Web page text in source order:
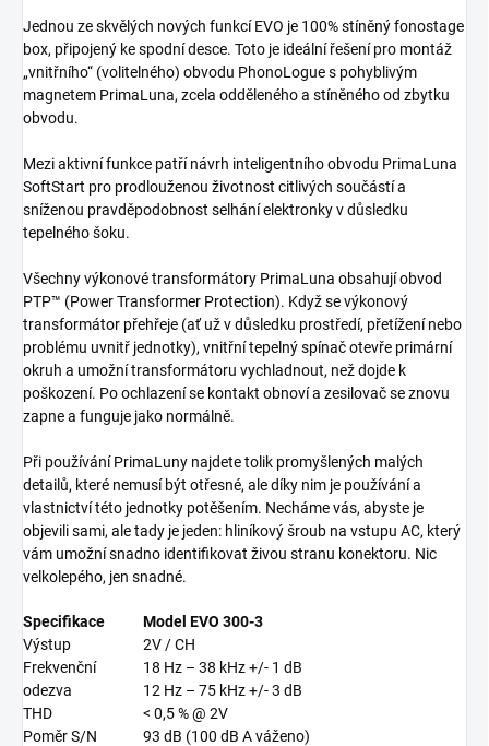
Jednou ze skvělých nových funkcí EVO je 100% stíněný fonostage
box, připojený ke spodní desce. Toto je ideální řešení pro montáž
„vnitřního“ (volitelného) obvodu PhonoLogue s pohyblivým
magnetem PrimaLuna, zcela odděleného a stíněného od zbytku
obvodu.
Mezi aktivní funkce patří návrh inteligentního obvodu PrimaLuna
SoftStart pro prodlouženou životnost citlivých součástí a
sníženou pravděpodobnost selhání elektronky v důsledku
tepelného šoku.
Všechny výkonové transformátory PrimaLuna obsahují obvod
PTP™ (Power Transformer Protection). Když se výkonový
transformátor přehřeje (ať už v důsledku prostředí, přetížení nebo
problému uvnitř jednotky), vnitřní tepelný spínač otevře primární
okruh a umožní transformátoru vychladnout, než dojde k
poškození. Po ochlazení se kontakt obnoví a zesilovač se znovu
zapne a funguje jako normálně.
Při používání PrimaLuny najdete tolik promyšlených malých
detailů, které nemusí být otřesné, ale díky nim je používání a
vlastnictví této jednotky potěšením. Necháme vás, abyste je
objevili sami, ale tady je jeden: hliníkový šroub na vstupu AC, který
vám umožní snadno identifikovat živou stranu konektoru. Nic
velkolepého, jen snadné.
Specifikace
Model EVO 300-3
Výstup
2V / CH
Frekvenční
odezva
18 Hz – 38 kHz +/- 1 dB
12 Hz – 75 kHz +/- 3 dB
THD
< 0,5 % @ 2V
Poměr S/N
93 dB (100 dB A váženo)